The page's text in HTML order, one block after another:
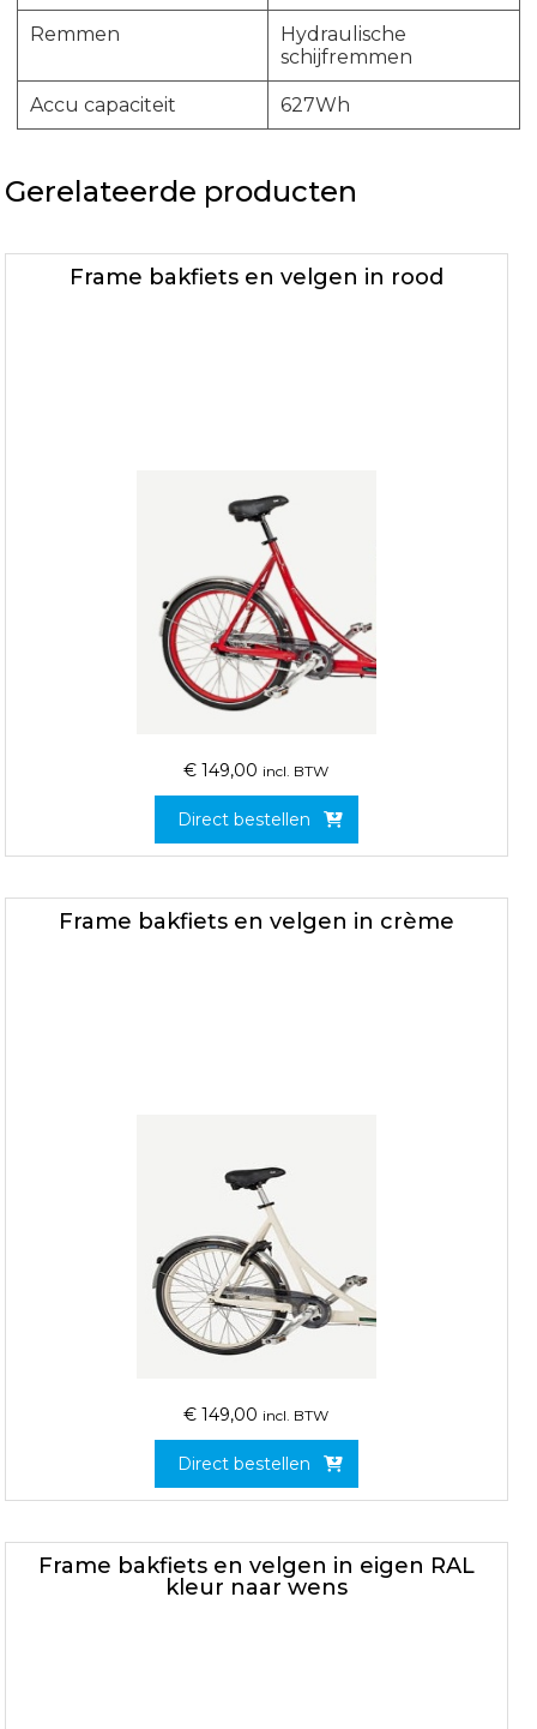
Remmen
Hydraulische
schijfremmen
Accu capaciteit 627Wh
Gerelateerde producten
Frame bakfiets en velgen in rood
€ 149,00 incl. BTW
Direct bestellen
Frame bakfiets en velgen in crème
€ 149,00 incl. BTW
Direct bestellen
Frame bakfiets en velgen in eigen RAL
kleur naar wens